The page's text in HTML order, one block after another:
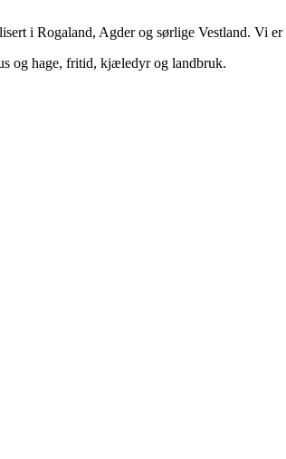
i Rogaland, Agder og sørlige Vestland. Vi
og hage, fritid, kjæledyr og landbruk.